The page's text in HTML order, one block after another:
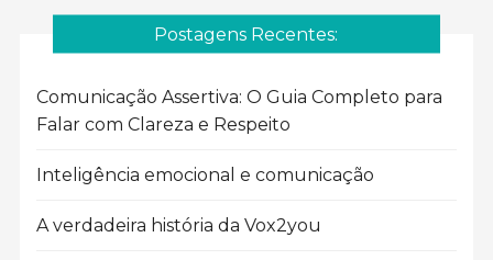
Postagens Recentes:
Comunicação Assertiva: O Guia Completo para
Falar com Clareza e Respeito
Inteligência emocional e comunicação
A verdadeira história da Vox2you